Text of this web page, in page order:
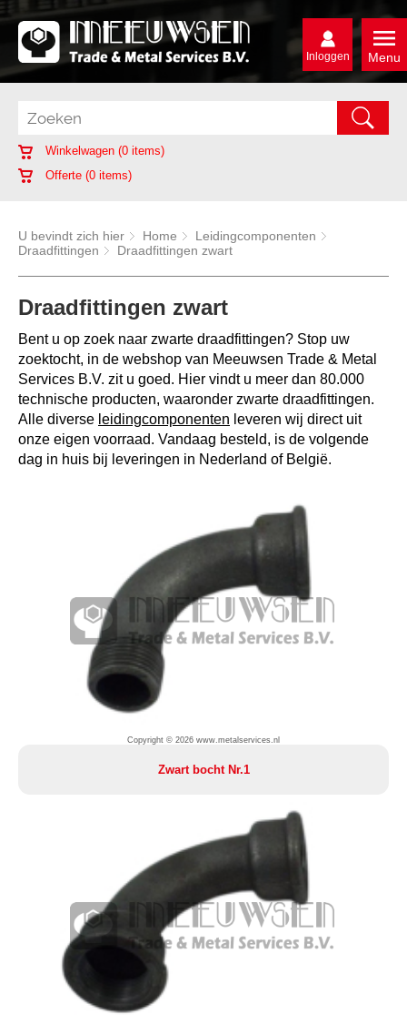
Menu
Inloggen
Winkelwagen (0 items)
Offerte (0 items)
U bevindt zich hier Home
Leidingcomponenten
Draadfittingen
Draadfittingen zwart
Draadfittingen zwart
Bent u op zoek naar zwarte draadfittingen? Stop uw
zoektocht, in de webshop van Meeuwsen Trade & Metal
Services B.V. zit u goed. Hier vindt u meer dan 80.000
technische producten, waaronder zwarte draadfittingen.
Alle diverse leidingcomponenten leveren wij direct uit
onze eigen voorraad. Vandaag besteld, is de volgende
dag in huis bij leveringen in Nederland of België.
Copyright © 2026 www.metalservices.nl
Zwart bocht Nr.1